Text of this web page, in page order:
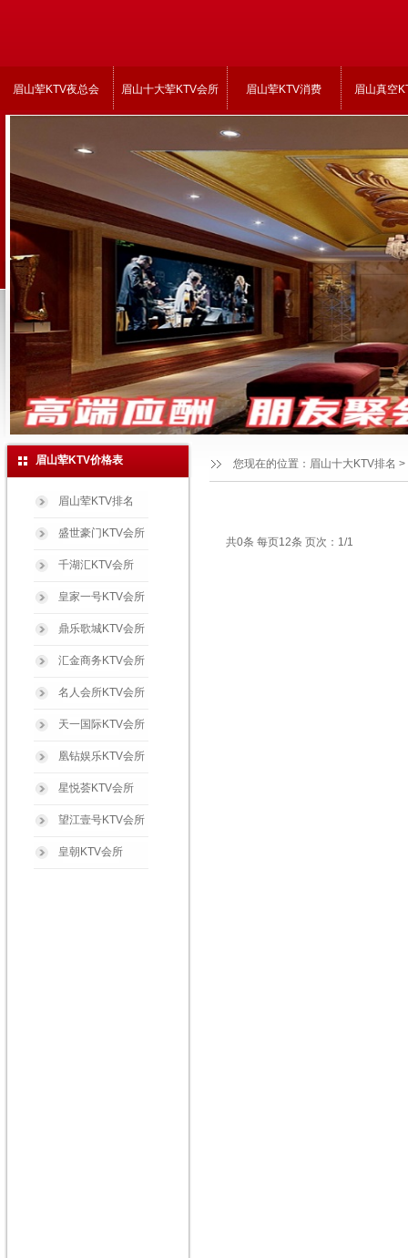
眉山荤KTV夜总会 眉山十大荤KTV会所 眉山荤KTV消费 眉山真空
眉山荤KTV价格表
眉山荤KTV排名
盛世豪门KTV会所
千湖汇KTV会所
皇家一号KTV会所
鼎乐歌城KTV会所
汇金商务KTV会所
名人会所KTV会所
天一国际KTV会所
凰钻娱乐KTV会所
星悦荟KTV会所
望江壹号KTV会所
皇朝KTV会所
共0条 每页12条 页次：1/1
您现在的位置： 眉山十大KTV排名 >